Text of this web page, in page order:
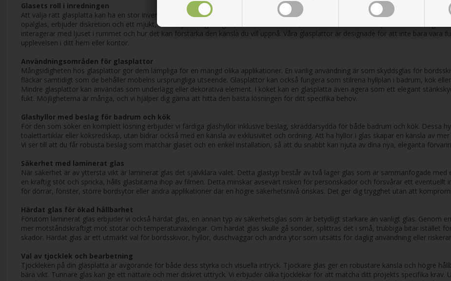
Glasets roll i inredningen
Att välja rätt glasplatta kan ha en stor inverkan på rummets atmosfär. Klart glas släpper igenom maximalt med ljus och bidrar till en
opalglas, erbjuder diskretion och ett mjukt, diffust ljus. Färgade glas, som rött eller svart, kan användas för att skapa distinkta
interagerar med ljuset i rummet och hur det kan förstärka den känsla du vill uppnå. Våra glasplattor är designade för att inte bara vara
upplevelsen i ditt hem eller kontor.
Användningsområden för glasplattor
Mångsidigheten hos glasplattor gör dem lämpliga för en mängd olika applikationer. En vanlig användning är som skyddsglas för
fläckar samtidigt som de behåller möbelns ursprungliga utseende. Glasplattor kan också fungera som stilrena hyllplan i badrum, kök
Mindre glasplattor kan användas som underlägg eller dekorativa element. I köket kan en glasplatta även agera som ett elegant
fukt. Möjligheterna är många, och vi hjälper dig gärna att hitta den bästa lösningen för ditt specifika behov.
Glashyllor med beslag för badrum och kök
För den som söker en komplett lösning erbjuder vi färdiga glashyllor inklusive beslag, skräddarsydda för både badrum och kök. Dessa
toalettartiklar eller köksredskap, utan bidrar också med en känsla av exklusivitet och ordning. Att ha hyllor i glas skapar en känsla av
Vi ser till att du får robusta beslag som matchar glaset och en enkel installation, så att du snabbt kan njuta av dina nya, eleganta
Säkerhet med laminerat glas
När säkerhet är av yttersta vikt är laminerat glas det självklara valet. Detta glastyp består av två lager glas som är sammanfogade
en kraftig stöt och spricka, hålls glasbitarna ihop av filmen. Detta minskar avsevärt risken för personskador och försvårar ett eventuellt
för dörrar, fönster, större bordsytor eller andra applikationer där en högre säkerhetsnivå önskas. Det ger dig trygghet utan att
Härdat glas för ökad hållbarhet
Förutom laminerat glas erbjuder vi också härdat glas, en annan typ av säkerhetsglas som är betydligt starkare än vanligt glas. Genom
mer motståndskraftigt mot stötar och temperaturväxlingar. Om härdat glas skulle gå sönder, splittras det i små, trubbiga bitar istället
skador. Härdat glas är ett utmärkt val för bordsskivor, hyllor, duschväggar och andra ytor som utsätts för daglig användning eller
Val av tjocklek och bearbetning
Tjockleken på din glasplatta är avgörande för både dess styrka och visuella intryck. Tjockare glas ger en robustare känsla och högre
bära vikt. Tunnare glas kan ge ett nättare och mer diskret uttryck. Vi erbjuder olika tjocklekar för att matcha ditt projekts specifika krav.